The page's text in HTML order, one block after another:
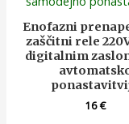
Enofazni
zaščitni rele
digitalnim
16€